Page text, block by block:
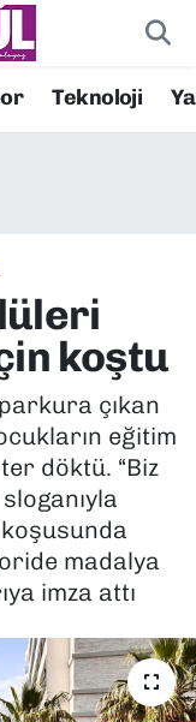
Teknoloji
koştu
çıkan
eğitim
döktü. “Biz
madalya
imza attı